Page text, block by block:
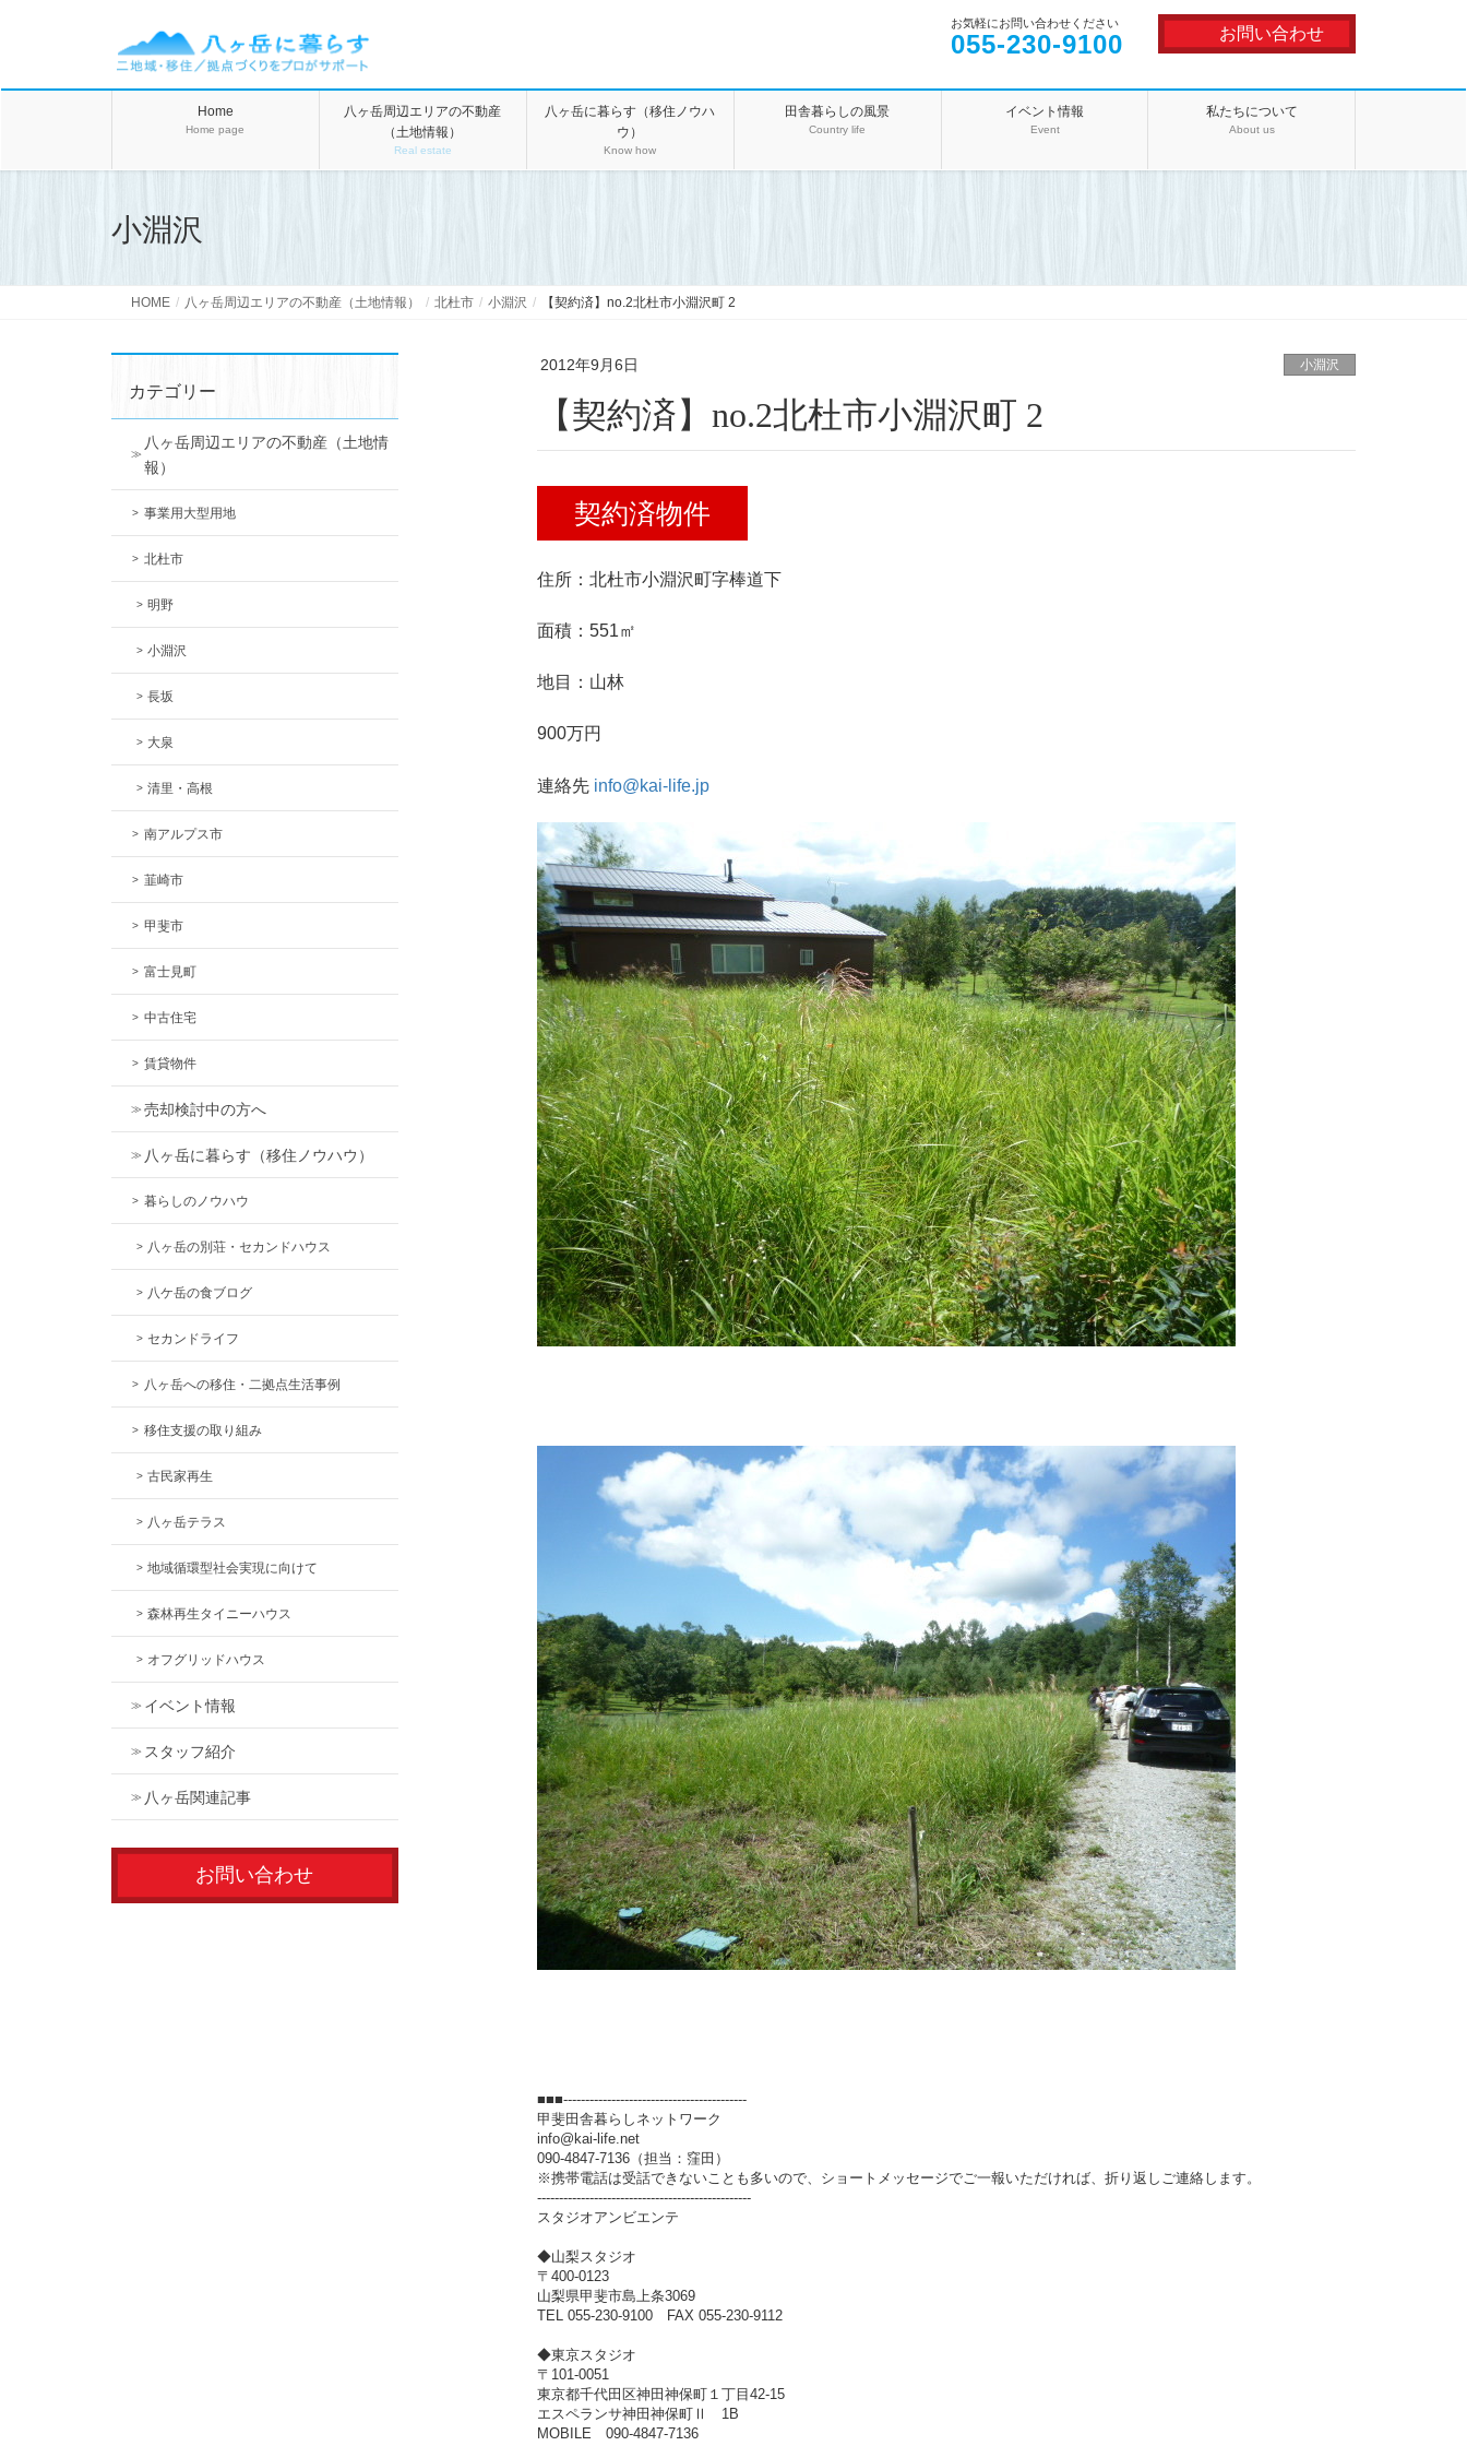
お気軽にお問い合わせください
055-230-9100 お問い合わせ
Home
Home page
八ヶ岳周辺エリアの不動産
（土地情報）
Real estate
八ヶ岳に暮らす（移住ノウハ
ウ）
Know how
田舎暮らしの風景
Country life
イベント情報
Event
私たちについて
About us
小淵沢
HOME 八ヶ岳周辺エリアの不動産（土地情報） 北杜市 小淵沢 【契約済】no.2北杜市小淵沢町 2
2012年9月6日 小淵沢
【契約済】no.2北杜市小淵沢町 2
契約済物件
住所：北杜市小淵沢町字棒道下
面積：551㎡
地目：山林
900万円
連絡先 info@kai-life.jp
■■■------------------------------------------
甲斐田舎暮らしネットワーク
info@kai-life.net
090-4847-7136（担当：窪田）
※携帯電話は受話できないことも多いので、ショートメッセージでご一報いただければ、折り返しご連絡します。
-------------------------------------------------
スタジオアンビエンテ
◆山梨スタジオ
〒400-0123
山梨県甲斐市島上条3069
TEL 055-230-9100 FAX 055-230-9112
◆東京スタジオ
〒101-0051
東京都千代田区神田神保町１丁目42-15
エスペランサ神田神保町Ⅱ 1B
MOBILE 090-4847-7136
カテゴリー
八ヶ岳周辺エリアの不動産（土地情
報）
事業用大型用地
北杜市
明野
小淵沢
長坂
大泉
清里・高根
南アルプス市
韮崎市
甲斐市
富士見町
中古住宅
賃貸物件
売却検討中の方へ
八ヶ岳に暮らす（移住ノウハウ）
暮らしのノウハウ
八ヶ岳の別荘・セカンドハウス
八ケ岳の食ブログ
セカンドライフ
八ヶ岳への移住・二拠点生活事例
移住支援の取り組み
古民家再生
八ヶ岳テラス
地域循環型社会実現に向けて
森林再生タイニーハウス
オフグリッドハウス
イベント情報
スタッフ紹介
八ヶ岳関連記事
お問い合わせ